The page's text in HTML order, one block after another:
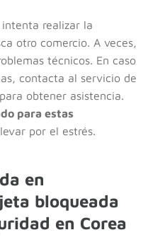
realizar la
otro comercio. A veces,
técnicos. En caso
contacta al servicio de
obtener asistencia.
para estas
por el estrés.
en
bloqueada
en Corea